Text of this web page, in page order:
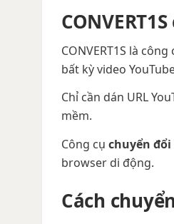
CONVERT1S là công
bất kỳ video
Chỉ cần dán URL
mềm.
Công cụ chuyển đổi
browser di động.
Cách